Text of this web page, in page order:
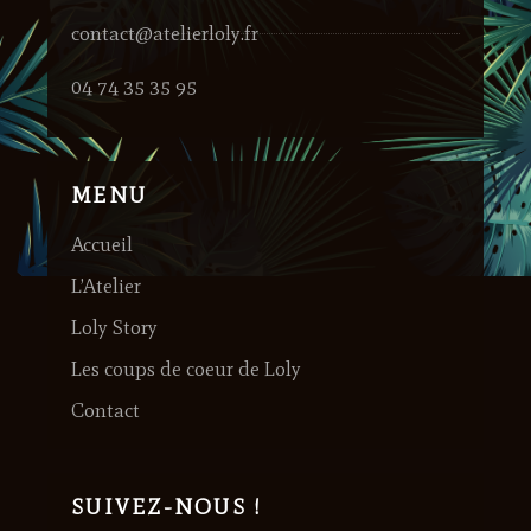
contact@atelierloly.fr
04 74 35 35 95
MENU
Accueil
L’Atelier
Loly Story
Les coups de coeur de Loly
Contact
SUIVEZ-NOUS !